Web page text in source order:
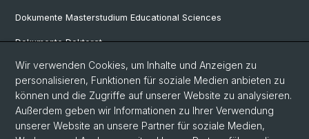
Dokumente Masterstudium Educational Sciences
Dokumente Doktorat
Social Media
LinkedIn
Wir verwenden Cookies, um Inhalte und Anzeigen zu
personalisieren, Funktionen für soziale Medien anbieten zu
können und die Zugriffe auf unserer Website zu analysieren.
Außerdem geben wir Informationen zu Ihrer Verwendung
unserer Website an unsere Partner für soziale Medien,